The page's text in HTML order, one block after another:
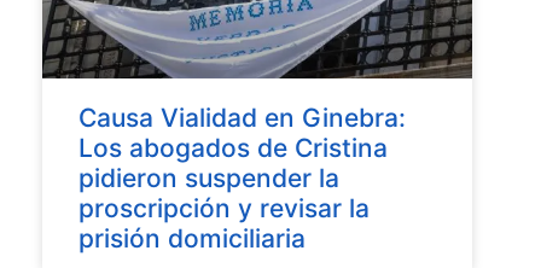
Causa Vialidad en Ginebra:
Los abogados de Cristina
pidieron suspender la
proscripción y revisar la
prisión domiciliaria